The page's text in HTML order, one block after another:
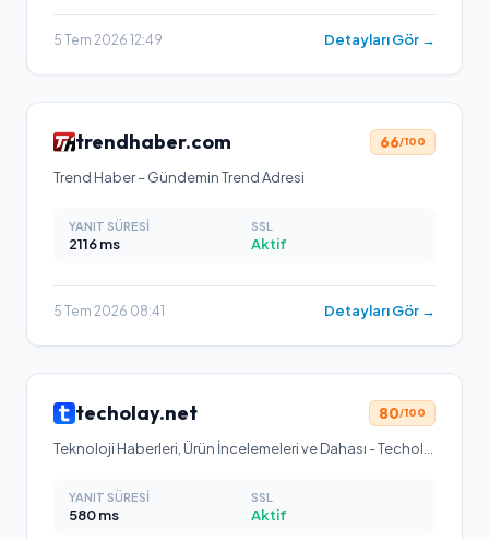
5 Tem 2026 12:49 Detayları Gör →
trendhaber.com 66/100
Trend Haber – Gündemin Trend Adresi
YANIT SÜRESI
2116ms
SSL
Aktif
5 Tem 2026 08:41 Detayları Gör →
techolay.net 80/100
YANIT SÜRESI
580ms
SSL
Aktif